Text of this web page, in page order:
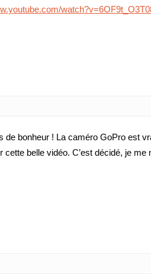
de bonheur ! La caméro GoPro est
cette belle vidéo. C’est décidé, je me